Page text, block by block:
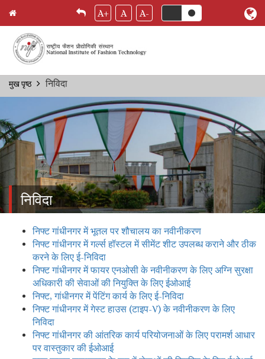
Skip
content
A+ A A-
Breadcrumb
मुख पृष्ठ निविदा
निविदा
निफ्ट गांधीनगर में भूतल पर शौचालय का नवीनीकरण
निफ्ट गांधीनगर में गर्ल्स हॉस्टल में सीमेंट शीट उपलब्ध कराने और ठीक
करने के लिए ई-निविदा
निफ्ट गांधीनगर में फायर एनओसी के नवीनीकरण के लिए अग्नि सुरक्षा
अधिकारी की सेवाओं की नियुक्ति के लिए ईओआई
निफ्ट, गांधीनगर में पेंटिंग कार्य के लिए ई-निविदा
निफ्ट गांधीनगर में गेस्ट हाउस (टाइप-V) के नवीनीकरण के लिए
निविदा
निफ्ट गांधीनगर की आंतरिक कार्य परियोजनाओं के लिए परामर्श आधार
पर वास्तुकार की ईओआई